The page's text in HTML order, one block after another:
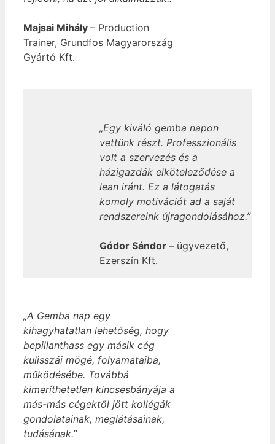
Majsai Mihály – Production
Trainer, Grundfos Magyarország
Gyártó Kft.
„Egy kiváló gemba napon
vettünk részt. Professzionális
volt a szervezés és a
házigazdák elköteleződése a
lean iránt. Ez a látogatás
komoly motivációt ad a saját
rendszereink újragondolásához.”
Gódor Sándor – ügyvezető,
Ezerszín Kft.
„A Gemba nap egy
kihagyhatatlan lehetőség, hogy
bepillanthass egy másik cég
kulisszái mögé, folyamataiba,
működésébe. Továbbá
kimeríthetetlen kincsesbányája a
más-más cégektől jött kollégák
gondolatainak, meglátásainak,
tudásának.”